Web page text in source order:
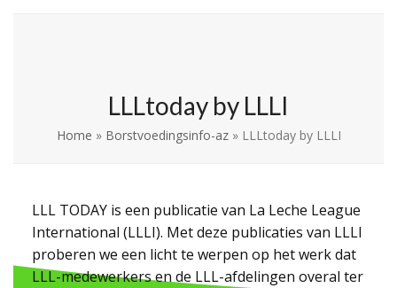
LLLtoday by LLLI
Home » Borstvoedingsinfo-az» LLLtoday by LLLI
LLL TODAY is een publicatie van La Leche League
International (LLLI). Met deze publicaties van LLLI
proberen we een licht te werpen op het werk dat
LLL-medewerkers en de LLL-afdelingen overal ter